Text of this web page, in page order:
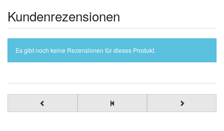
Kundenrezensionen
Es gibt noch keine Rezensionen für dieses Produkt.